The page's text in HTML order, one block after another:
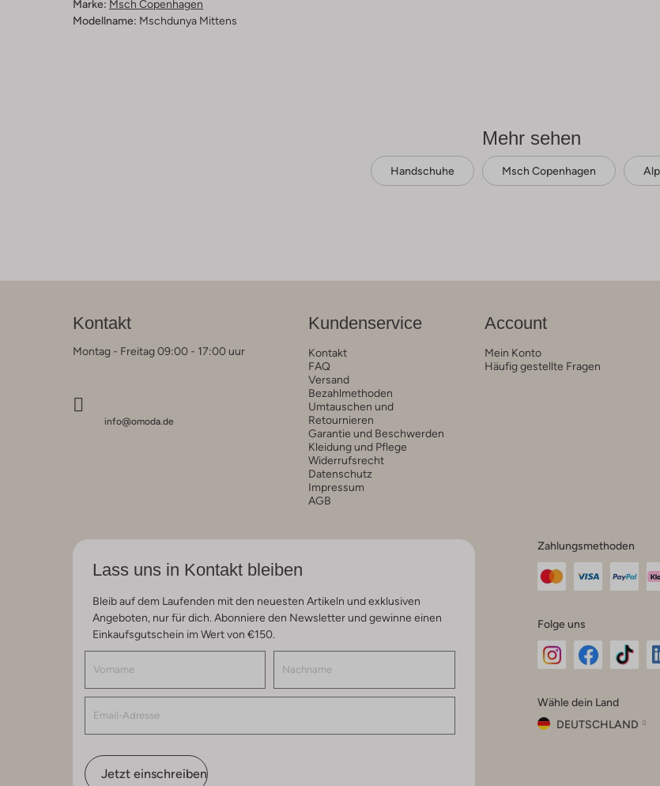
Marke: Msch Copenhagen
Modellname: Mschdunya Mittens
Mehr sehen
Handschuhe Msch Copenhagen
Kontakt
Montag - Freitag 09:00 - 17:00 uur
info@omoda.de
Kundenservice
Kontakt
FAQ
Versand
Bezahlmethoden
Umtauschen und
Retournieren
Garantie und Beschwerden
Kleidung und Pflege
Widerrufsrecht
Datenschutz
Impressum
AGB
Account
Mein Konto
Häufig gestellte Fragen
Lass uns in Kontakt bleiben
Bleib auf dem Laufenden mit den neuesten Artikeln und exklusiven
Angeboten, nur für dich. Abonniere den Newsletter und gewinne einen
Einkaufsgutschein im Wert von €150.
Jetzt einschreiben
Zahlungsmethoden
Folge uns
Instagram
Facebook
TikTok
Wähle dein Land
DEUTSCHLAND